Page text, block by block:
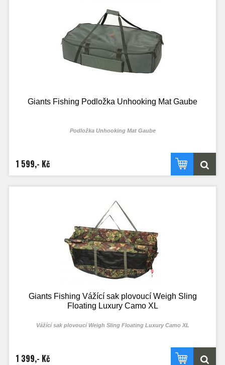
Giants Fishing Podložka Unhooking Mat Gaube
Podložka Unhooking Mat Gaube
do vody. Silně polstrované dno a bočnice, které jsou potažené jemným
PVC, a tím pádem zabrání poškození šupin kapra.
1 599,- Kč
Giants Fishing Vážící sak plovoucí Weigh Sling
Floating Luxury Camo XL
Vážící sak plovoucí Weigh Sling Floating Luxury Camo XL
1 399,- Kč